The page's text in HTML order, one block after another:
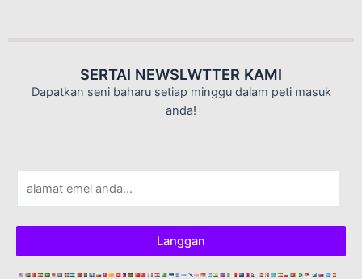
SERTAI NEWSLWTTER KAMI
Dapatkan seni baharu setiap minggu dalam peti masuk
anda!
l
*
Langgan